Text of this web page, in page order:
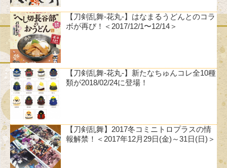
【刀剣乱舞-花丸-】はなまるうどんとのコラ
ボが再び！＜2017/12/1〜12/14＞
【刀剣乱舞-花丸-】新たなちゅんコレ全10種
類が2018/02/24に登場！
【刀剣乱舞】2017冬コミニトロプラスの情
報解禁！＜2017年12月29日(金)～31日(日)＞